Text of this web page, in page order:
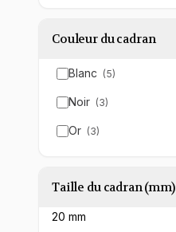
Couleur du cadran
Blanc (5)
Noir (3)
Or (3)
Taille du cadran (mm)
20 mm